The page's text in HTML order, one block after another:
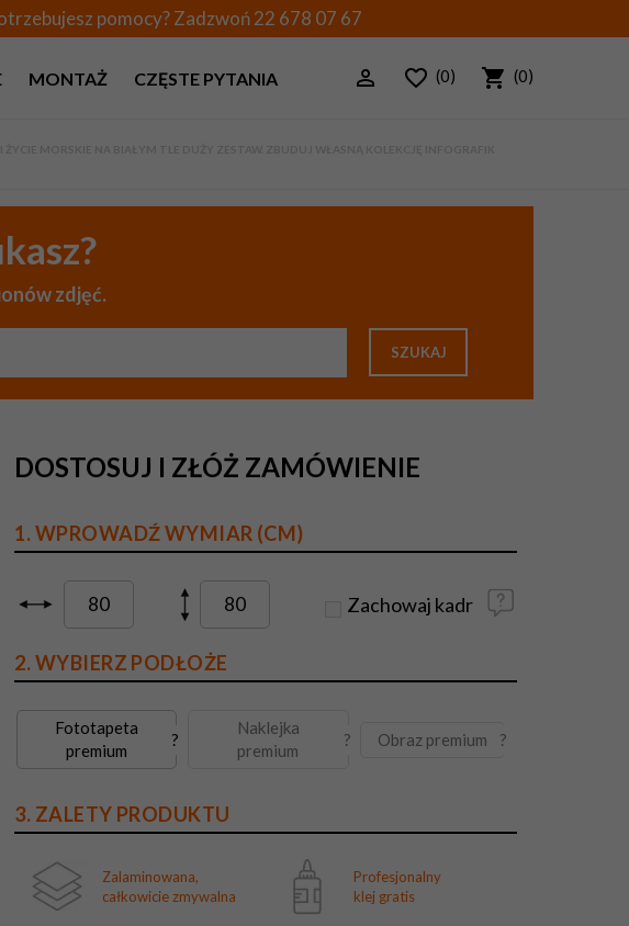
pomocy? Zadzwoń22 678 07 67
MONTAŻ CZĘSTE PYTANIA (0) (0)
zdjęć.
SZUKAJ
DOSTOSUJ I ZŁÓŻ ZAMÓWIENIE
1. WPROWADŹ WYMIAR (CM)
Zachowaj kadr
2. WYBIERZ PODŁOŻE
Fototapeta
premium
?
Naklejka
premium
? Obraz premium ?
3. ZALETY PRODUKTU
Zalaminowana,
całkowicie zmywalna
Profesjonalny
klej gratis